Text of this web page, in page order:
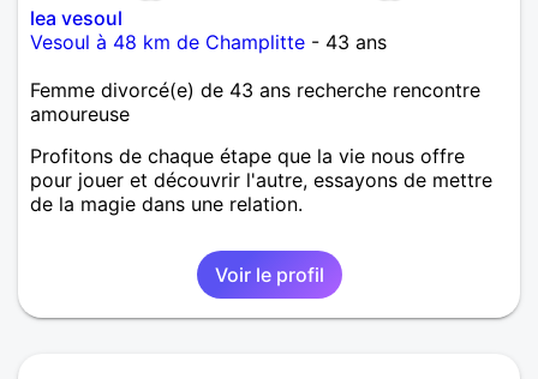
lea vesoul
Vesoul à 48 km de Champlitte - 43 ans
Femme divorcé(e) de 43 ans recherche rencontre
amoureuse
Profitons de chaque étape que la vie nous offre
pour jouer et découvrir l'autre, essayons de mettre
de la magie dans une relation.
Voir le profil